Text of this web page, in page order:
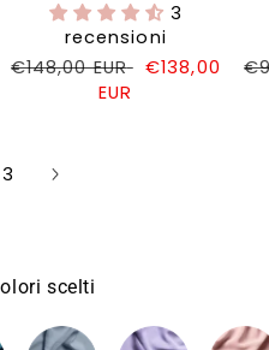
3
recensioni
Prezzo
€148,00 EUR
Prezzo
€138,00
EUR
3
scelti